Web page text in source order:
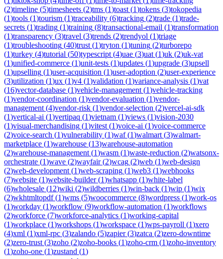
(2)timeline (5)timesheets (2)tms (1)toast (1)tokens (3)tokopedia
(1)tools (1)tourism (1)traceability (6)tracking (2)trade (1)trade-
secrets (1)trading (1)training (8)transactional-email (1)transformation
(1)transparency (3)travel (3)trends (2)trendyol (1)triage
(1)troubleshooting (40)trust (1)tryton (1)tuning (2)turborepo
(1)turkey (4)tutorial (50)typescript (4)uae (3)uat (1)uk (2)uk-vat
(1)unified-commerce (1)unit-tests (1)updates (1)upgrade (3)upsell
(1)upselling (1)user-acquisition (1)user-adoption (2)user-experience
(3)utilization (1)ux (1)v4 (1)validation (1)variance-analysis (1)vat
(16)vector-database (1)vehicle-management (1)vehicle-tracking
(1)vendor-coordination (1)vendor-evaluation (1)vendor-
management (4)vendor-risk (1)vendor-selection (2)vercel-ai-sdk
(1)vertical-ai (1)vertipaq (1)vietnam (1)views (1)vision-2030
(1)visual-merchandising (1)vitest (1)voice-ai (1)voice-commerce
(2)voice-search (1)vulnerability (1)waf(1)walmart (3)walmart-
marketplace (1)warehouse (13)warehouse-automation
(2)warehouse-management (1)wasm (1)waste-reduction (2)watsonx-
orchestrate (1)wave (2)wayfair(2)wcag (2)web (1)web-design
(2)web-development (1)web-scraping (1)web3 (1)webhooks
(7)website (1)website-builder(1)whatsapp (1)white-label
(6)wholesale (12)wiki (2)wildberries (1)win-back (1)wip (1)wix
(2)wkhtmltopdf(1)wms (5)woocommerce (8)wordpress (1)work-os
(1)workday (1)workflow (9)workflow-automation (1)workflows
(2)workforce (7)workforce-analytics (1)working-capital
(1)workplace (1)workshops (1)workspace (1)wps-payroll (1)xero
(4)xml (1)xml-rpc (3)zalando (5)zapier(3)zatca (2)zero-downtime
(2)zero-trust (3)zoho (2)zoho-books (1)zoho-crm (1)zoho-inventory
(1)zoho-one (1)zustand (1)